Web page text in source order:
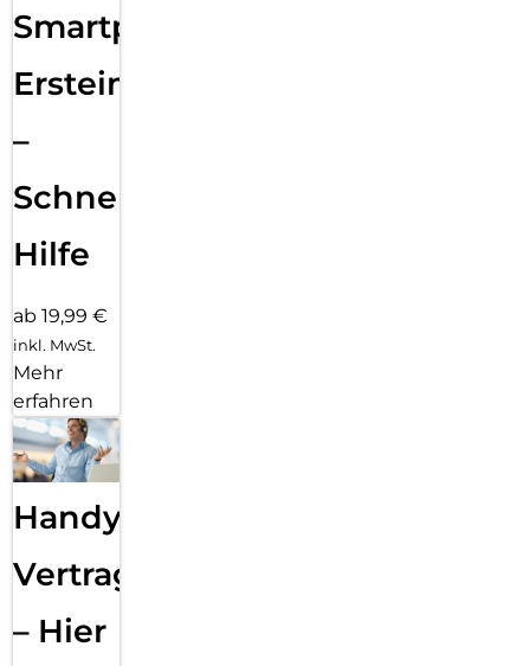
Smartphone
Ersteinrichtung
–
Schnelle
Hilfe
ab 19,99 €
inkl. MwSt.
Mehr
erfahren
Handy
Vertragsabwicklung
– Hier